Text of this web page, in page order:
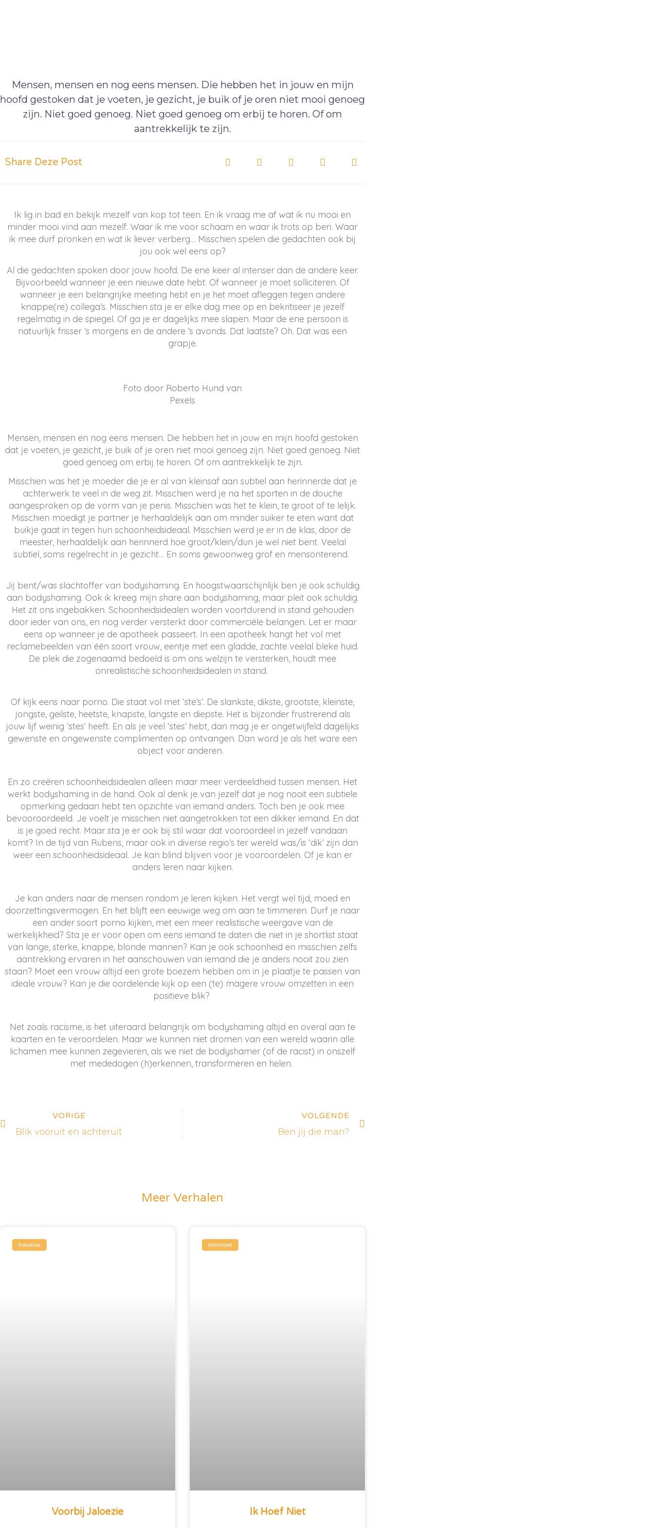
Mensen, mensen en nog eens mensen. Die hebben het in jouw en mijn
hoofd gestoken dat je voeten, je gezicht, je buik of je oren niet mooi genoeg
zijn. Niet goed genoeg. Niet goed genoeg om erbij te horen. Of om
aantrekkelijk te zijn.
Share Deze Post
Ik lig in bad en bekijk mezelf van kop tot teen. En ik vraag me af wat ik nu mooi en
minder mooi vind aan mezelf. Waar ik me voor schaam en waar ik trots op ben. Waar
ik mee durf pronken en wat ik liever verberg… Misschien spelen die gedachten ook bij
jou ook wel eens op?
Al die gedachten spoken door jouw hoofd. De ene keer al intenser dan de andere keer.
Bijvoorbeeld wanneer je een nieuwe date hebt. Of wanneer je moet solliciteren. Of
wanneer je een belangrijke meeting hebt en je het moet afleggen tegen andere
knappe(re) collega’s. Misschien sta je er elke dag mee op en bekritiseer je jezelf
regelmatig in de spiegel. Of ga je er dagelijks mee slapen. Maar de ene persoon is
natuurlijk frisser ’s morgens en de andere ’s avonds. Dat laatste? Oh. Dat was een
grapje.
Foto door Roberto Hund van
Pexels
Mensen, mensen en nog eens mensen. Die hebben het in jouw en mijn hoofd gestoken
dat je voeten, je gezicht, je buik of je oren niet mooi genoeg zijn. Niet goed genoeg. Niet
goed genoeg om erbij te horen. Of om aantrekkelijk te zijn.
Misschien was het je moeder die je er al van kleinsaf aan subtiel aan herinnerde dat je
achterwerk te veel in de weg zit. Misschien werd je na het sporten in de douche
aangesproken op de vorm van je penis. Misschien was het te klein, te groot of te lelijk.
Misschien moedigt je partner je herhaaldelijk aan om minder suiker te eten want dat
buikje gaat in tegen hun schoonheidsideaal. Misschien werd je er in de klas, door de
meester, herhaaldelijk aan herinnerd hoe groot/klein/dun je wel niet bent. Veelal
subtiel, soms regelrecht in je gezicht… En soms gewoonweg grof en mensonterend.
Jij bent/was slachtoffer van bodyshaming. En hoogstwaarschijnlijk ben je ook schuldig
aan bodyshaming. Ook ik kreeg mijn share aan bodyshaming, maar pleit ook schuldig.
Het zit ons ingebakken. Schoonheidsidealen worden voortdurend in stand gehouden
door ieder van ons, en nog verder versterkt door commerciële belangen. Let er maar
eens op wanneer je de apotheek passeert. In een apotheek hangt het vol met
reclamebeelden van één soort vrouw, eentje met een gladde, zachte veelal bleke huid.
De plek die zogenaamd bedoeld is om ons welzijn te versterken, houdt mee
onrealistische schoonheidsidealen in stand.
Of kijk eens naar porno. Die staat vol met ‘ste’s’. De slankste, dikste, grootste, kleinste,
jongste, geilste, heetste, knapste, langste en diepste. Het is bijzonder frustrerend als
jouw lijf weinig ‘stes’ heeft. En als je veel ‘stes’ hebt, dan mag je er ongetwijfeld dagelijks
gewenste en ongewenste complimenten op ontvangen. Dan word je als het ware een
object voor anderen.
En zo creëren schoonheidsidealen alleen maar meer verdeeldheid tussen mensen. Het
werkt bodyshaming in de hand. Ook al denk je van jezelf dat je nog nooit een subtiele
opmerking gedaan hebt ten opzichte van iemand anders. Toch ben je ook mee
bevooroordeeld. Je voelt je misschien niet aangetrokken tot een dikker iemand. En dat
is je goed recht. Maar sta je er ook bij stil waar dat vooroordeel in jezelf vandaan
komt? In de tijd van Rubens, maar ook in diverse regio’s ter wereld was/is ‘dik’ zijn dan
weer een schoonheidsideaal. Je kan blind blijven voor je vooroordelen. Of je kan er
anders leren naar kijken.
Je kan anders naar de mensen rondom je leren kijken. Het vergt wel tijd, moed en
doorzettingsvermogen. En het blijft een eeuwige weg om aan te timmeren. Durf je naar
een ander soort porno kijken, met een meer realistische weergave van de
werkelijkheid? Sta je er voor open om eens iemand te daten die niet in je shortlist staat
van lange, sterke, knappe, blonde mannen? Kan je ook schoonheid en misschien zelfs
aantrekking ervaren in het aanschouwen van iemand die je anders nooit zou zien
staan? Moet een vrouw altijd een grote boezem hebben om in je plaatje te passen van
ideale vrouw? Kan je die oordelende kijk op een (te) magere vrouw omzetten in een
positieve blik?
Net zoals racisme, is het uiteraard belangrijk om bodyshaming altijd en overal aan te
kaarten en te veroordelen. Maar we kunnen niet dromen van een wereld waarin alle
lichamen mee kunnen zegevieren, als we niet de bodyshamer (of de racist) in onszelf
met mededogen (h)erkennen, transformeren en helen.
VORIGE
Blik vooruit en achteruit
VOLGENDE
Ben jij die man?
Meer Verhalen
Relaties
Voorbij Jaloezie
Intimiteit
Ik Hoef Niet